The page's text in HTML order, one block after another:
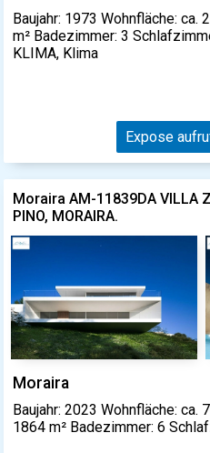
Baujahr: 1973 Wohnfläche: ca.
m² Badezimmer: 3
KLIMA, Klima
Expose
Moraira AM-11839DA VILLA
PINO, MORAIRA.
Moraira
Baujahr: 2023 Wohnfläche: ca.
1864 m² Badezimmer: 6